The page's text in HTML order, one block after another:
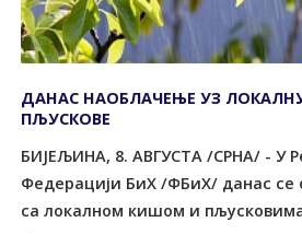
ДАНАС НАОБЛАЧЕЊЕ УЗ
ПЉУСКОВЕ
БИЈЕЉИНА, 8. АВГУСТА /СРНА/ - У
Федерацији БиХ /ФБиХ/ данас се
са локалном кишом и